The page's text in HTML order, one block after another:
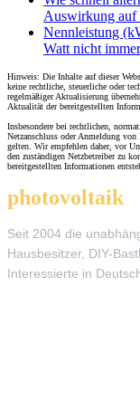
Auswirkung auf
Nennleistung
Watt nicht
Hinweis: Die Inhalte auf dieser
keine rechtliche, steuerliche oder
regelmäßiger Aktualisierung
Aktualität der bereitgestellten
Insbesondere bei rechtlichen,
Netzanschluss oder Anmeldung
gelten. Wir empfehlen daher, vor
den zuständigen Netzbetreiber zu
bereitgestellten Informationen
photovoltaik
Seit 2004 die
Hausbesitzer, DIY-
Interessierte in